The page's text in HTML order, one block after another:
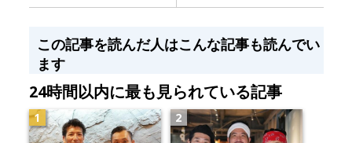
この記事を読んだ人はこんな記事も読んでい
ます
24時間以内に最も見られている記事